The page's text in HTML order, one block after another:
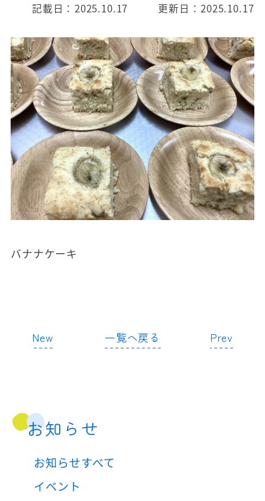
記載日： 2025.10.17 更新日： 2025.10.17
バナナケーキ
New 一覧へ戻る Prev
お知らせ
お知らせすべて
イベント